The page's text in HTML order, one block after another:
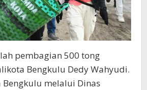
pembagian 500 tong
Bengkulu Dedy Wahyudi.
Bengkulu melalui Dinas